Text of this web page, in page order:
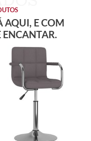
AQUI, E COM
ENCANTAR.